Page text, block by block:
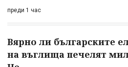
преди 1 час
Вярно ли българските
на въглища печелят